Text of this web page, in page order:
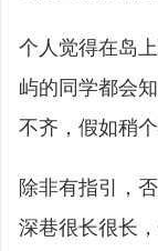
个人觉得在岛
屿的同学都会
不齐，假如稍
除非有指引，
深巷很长很长